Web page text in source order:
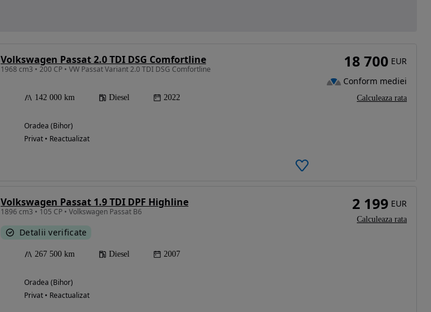
Volkswagen Passat 2.0 TDI DSG Comfortline
1968 cm3 • 200 CP • VW Passat Variant 2.0 TDI DSG Comfortline
142 000 km Diesel 2022
Oradea (Bihor)
Privat • Reactualizat
18 700 EUR
Conform mediei
Calculeaza rata
Volkswagen Passat 1.9 TDI DPF Highline
1896 cm3 • 105 CP • Volkswagen Passat B6
Detalii verificate
267 500 km Diesel 2007
Oradea (Bihor)
Privat • Reactualizat
2 199 EUR
Calculeaza rata